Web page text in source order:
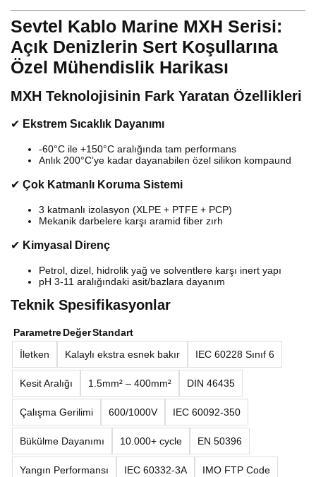
Sevtel Kablo Marine MXH Serisi:
Açık Denizlerin Sert Koşullarına
Özel Mühendislik Harikası
MXH Teknolojisinin Fark Yaratan Özellikleri
✔ Ekstrem Sıcaklık Dayanımı
-60°C ile +150°C aralığında tam performans
Anlık 200°C’ye kadar dayanabilen özel silikon kompaund
✔ Çok Katmanlı Koruma Sistemi
3 katmanlı izolasyon (XLPE + PTFE + PCP)
Mekanik darbelere karşı aramid fiber zırh
✔ Kimyasal Direnç
Petrol, dizel, hidrolik yağ ve solventlere karşı inert yapı
pH 3-11 aralığındaki asit/bazlara dayanım
Teknik Spesifikasyonlar
ParametreDeğerStandart
İletken
Kalaylı ekstra esnek bakır IEC 60228 Sınıf 6
Kesit Aralığı 1.5mm² – 400mm² DIN 46435
Çalışma Gerilimi 600/1000V IEC 60092-350
Bükülme Dayanımı 10.000+ cycle EN 50396
Yangın Performansı IEC 60332-3A IMO FTP Code